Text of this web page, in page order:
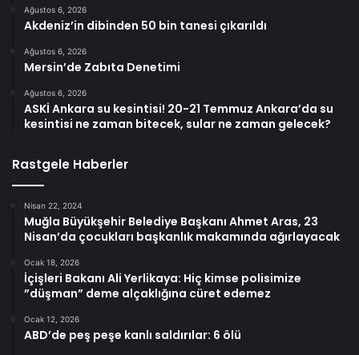
Ağustos 6, 2026
Akdeniz’in dibinden 50 bin tanesi çıkarıldı
Ağustos 6, 2026
Mersin’de Zabıta Denetimi
Ağustos 6, 2026
ASKİ Ankara su kesintisi! 20-21 Temmuz Ankara’da su
kesintisi ne zaman bitecek, sular ne zaman gelecek?
Rastgele Haberler
Nisan 22, 2024
Muğla Büyükşehir Belediye Başkanı Ahmet Aras, 23
Nisan’da çocukları başkanlık makamında ağırlayacak
Ocak 18, 2026
İçişleri Bakanı Ali Yerlikaya: Hiç kimse polisimize
”düşman” deme alçaklığına cüret edemez
Ocak 12, 2026
ABD’de peş peşe kanlı saldırılar: 6 ölü